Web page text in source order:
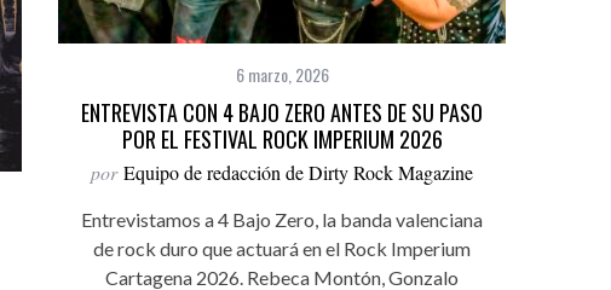
6 marzo, 2026
ENTREVISTA CON 4 BAJO ZERO ANTES DE SU PASO
POR EL FESTIVAL ROCK IMPERIUM 2026
por Equipo de redacción de Dirty Rock Magazine
Entrevistamos a 4 Bajo Zero, la banda valenciana
de rock duro que actuará en el Rock Imperium
Cartagena 2026. Rebeca Montón, Gonzalo